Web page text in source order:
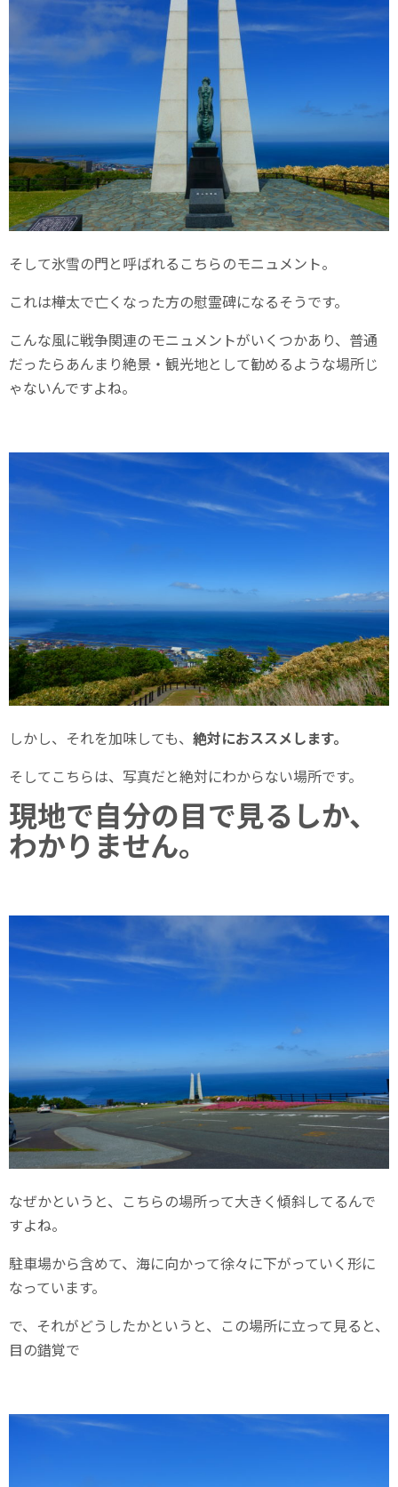
そして氷雪の門と呼ばれるこちらのモニュメント。
これは樺太で亡くなった方の慰霊碑になるそうです。
こんな風に戦争関連のモニュメントがいくつかあり、普通
だったらあんまり絶景・観光地として勧めるような場所じ
ゃないんですよね。
しかし、それを加味しても、 絶対におススメします。
そしてこちらは、写真だと絶対にわからない場所です。
現地で自分の目で見るしか、
わかりません。
なぜかというと、こちらの場所って大きく傾斜してるんで
すよね。
駐車場から含めて、海に向かって徐々に下がっていく形に
なっています。
で、それがどうしたかというと、この場所に立って見ると、
目の錯覚で